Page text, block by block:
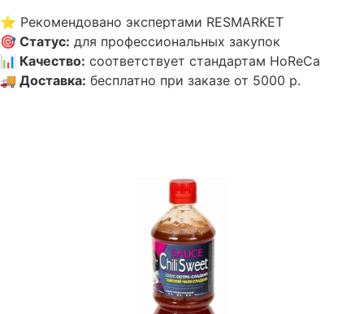
⭐ Рекомендовано экспертами RESMARKET
🎯 Статус: для профессиональных закупок
📊 Качество: соответствует стандартам HoReCa
🚚 Доставка: бесплатно при заказе от 5000 р.